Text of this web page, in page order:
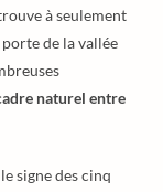
à seulement
de la vallée
naturel entre
signe des cinq